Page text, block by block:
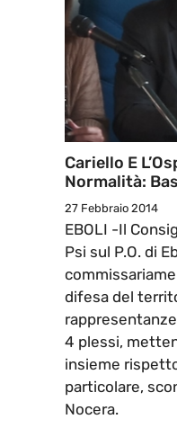
Cariello E
Normalità:
27 Febbraio 2014
EBOLI -Il
Psi sul P.O. di
difesa del
4 plessi,
insieme
particolare,
Nocera.